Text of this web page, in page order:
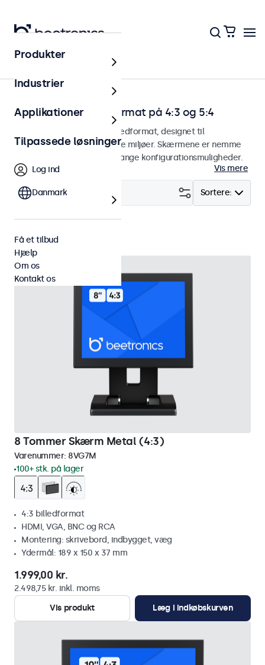
Hjem
Skærme med billedformat på 4:3 og 5:4
Skærme med 4:3 og 5:4 billedformat, designet til
kontinuerlig brug i krævende miljøer. Skærmene er nemme
at integrere og byder på mange konfigurationsmuligheder.
Vis mere
Sortere:
Filter (6)
8 Tommer Skærm Metal (4:3)
Varenummer: 8VG7M
100+ stk. på lager
4:3 billedformat
HDMI, VGA, BNC og RCA
Montering: skrivebord, indbygget, væg
Ydermål: 189 x 150 x 37 mm
1.999,00 kr.
2.498,75 kr. inkl. moms
Vis produkt
Læg i indkøbskurven
Produkter
Industrier
Applikationer
Tilpassede løsninger
Log ind
Danmark
Få et tilbud
Hjælp
Om os
Kontakt os